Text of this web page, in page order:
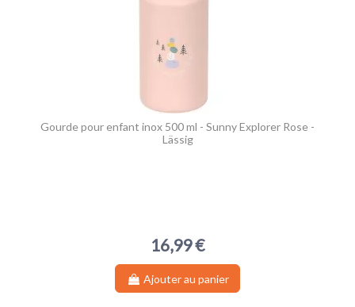
Gourde pour enfant inox 500 ml - Sunny Explorer Rose -
Lässig
16,99 €
Ajouter au panier